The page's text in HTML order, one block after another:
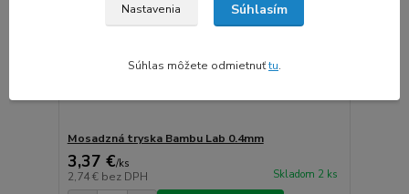
Mosadzná tryska Bambu Lab 0.4mm
3,37 €/ks
2,74 € bez DPH Skladom 2 ks
Nastavenia Súhlasím
Súhlas môžete odmietnuťtu.